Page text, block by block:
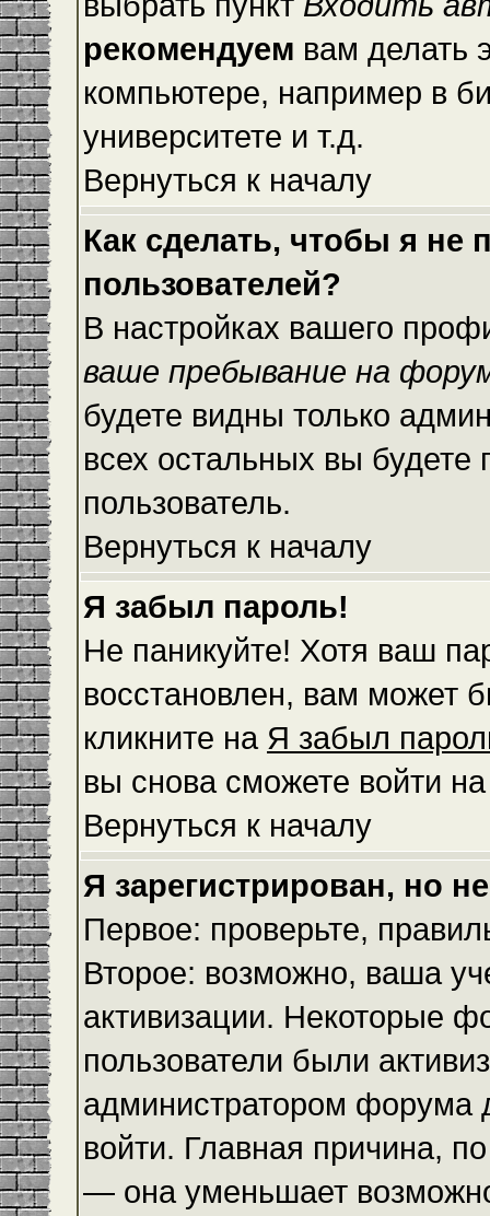
рекомендуем вам делать
компьютере, например в
университете и т.д.
Вернуться к началу
Как сделать, чтобы я не
пользователей?
В настройках вашего
ваше пребывание на
будете видны только
всех остальных вы будете
пользователь.
Вернуться к началу
Я забыл пароль!
Не паникуйте! Хотя ваш
восстановлен, вам может
кликните на Я забыл
вы снова сможете войти
Вернуться к началу
Я зарегистрирован, но
Первое: проверьте,
Второе: возможно, ваша
активизации. Некоторые
пользователи были
администратором форума
войти. Главная причина,
— она уменьшает